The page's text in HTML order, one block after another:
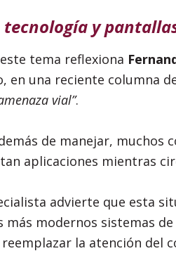
tecnología y
tema reflexiona
en una reciente columna
vial”.
de manejar, muchos
aplicaciones mientras
advierte que esta
más modernos sistemas
la atención del